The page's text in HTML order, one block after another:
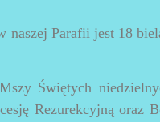
naszej Parafii jest 18
Świętych
Rezurekcyjną oraz